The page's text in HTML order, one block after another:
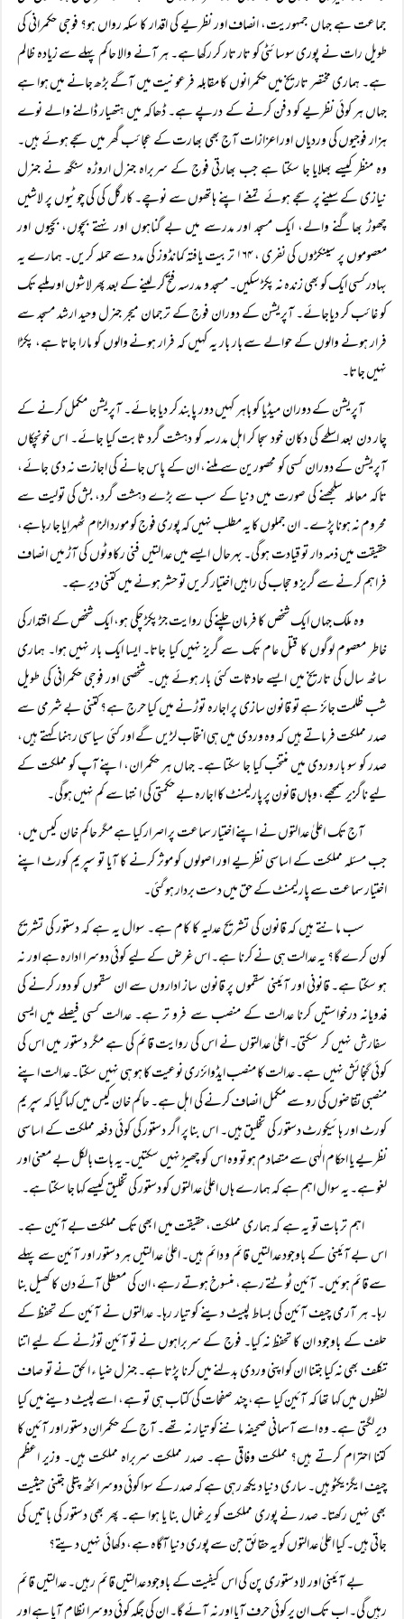
جماعت ہے جہاں جمہوریت، انصاف اور نظریے کی اقدار کا سکہ رواں ہو؟ فوجی حکمرانی کی
طویل رات نے پوری سوسائٹی کو تار تار کر رکھا ہے۔ ہر آنے والا حاکم پہلے سے زیادہ ظالم
ہے۔ ہماری مختصر تاریخ میں حکمرانوں کا مقابلہ فرعونیت میں آگے بڑھ جانے میں ہوا ہے
جہاں ہر کوئی نظریے کو دفن کرنے کے درپے ہے۔ ڈھاکہ میں ہتھیار ڈالنے والے نوے
ہزار فوجیوں کی وردیاں اور اعزازات آج بھی بھارت کے عجائب گھر میں سجے ہوئے ہیں۔
وہ منظر کیسے بھلایا جا سکتا ہے جب بھارتی فوج کے سربراہ جنرل اروڑہ سنگھ نے جنرل
نیازی کے سینے پر سجے ہوئے تمغے اپنے ہاتھوں سے نوچے۔ کارگل کی کی چوٹیوں پر لاشیں
چھوڑ بھاگنے والے، ایک مسجد اور مدرسے میں بے گناہوں اور نہتے بچوں، بچیوں اور
معصوموں پر سینکڑوں کی نفری ، ۱۶۴ تربیت یافتہ کمانڈوز کی مدد سے حملہ کریں۔ ہمارے یہ
بہادر کسی ایک کو بھی زندہ نہ پکڑ سکیں۔ مسجد و مدرسہ فتح کر لینے کے بعد پھر لاشوں اور ملبے تک
کو غائب کر دیاجائے۔ آپریشن کے دوران فوج کے ترجمان میجر جنرل وحید ارشد مسجد سے
فرار ہونے والوں کے حوالے سے بار بار یہ کہیں کہ فرار ہونے والوں کو مارا جاتا ہے، پکڑا
نہیں جاتا۔
آپریشن کے دوران میڈیا کو باہر کہیں دور پابند کر دیا جائے۔ آپریشن مکمل کرنے کے
چار دن بعد اسلحے کی دکان خود سجا کر اہل مدرسہ کو دہشت گرد ثابت کیا جائے۔ اس خونچکاں
آپریشن کے دوران کسی کو محصورین سے ملنے، ان کے پاس جانے کی اجازت نہ دی جائے،
تاکہ معاملہ سلجھنے کی صورت میں دنیا کے سب سے بڑے دہشت گرد، بش کی تولیت سے
محروم نہ ہونا پڑے۔ ان جملوں کا یہ مطلب نہیں کہ پوری فوج کو مورد الزام ٹھہرایا جا رہا ہے،
حقیقت میں ذمہ دار تو قیادت ہو گی۔ بہرحال ایسے میں عدالتیں فنی رکاوٹوں کی آڑ میں انصاف
فراہم کرنے سے گریز و حجاب کی راہیں اختیار کریں تو حشر ہونے میں کتنی دیر ہے۔
وہ ملک جہاں ایک شخص کا فرمان چلنے کی روایت جڑ پکڑ چکی ہو، ایک شخص کے اقتدار کی
خاطر معصوم لوگوں کا قتل عام تک سے گریز نہیں کیا جاتا۔ ایسا ایک بار نہیں ہوا۔ ہماری
ساٹھ سال کی تاریخ میں ایسے حادثات کئی بار ہوئے ہیں۔ شخصی اور فوجی حکمرانی کی طویل
شب ظلمت جائز ہے تو قانون سازی پر اجارہ توڑنے میں کیا حرج ہے؟ کتنی بے شرمی سے
صدر مملکت فرماتے ہیں کہ وہ وردی میں ہی انتخاب لڑیں گے اور کئی سیاسی رہنما کہتے ہیں،
صدر کو سو بار وردی میں منتخب کیا جا سکتا ہے۔ جہاں ہر حکمران، اپنے آپ کو مملکت کے
لیے ناگزیر سمجھے، وہاں قانون پر پارلیمنٹ کا اجارہ بے حکمتی کی انتہا سے کم نہیں ہوگی۔
آج تک اعلیٰ عدالتوں نے اپنے اختیار سماعت پر اصرار کیا ہے مگر حاکم خان کیس میں،
جب مسئلہ مملکت کے اساسی نظریے اور اصولوں کو موثر کرنے کا آیا تو سپریم کورٹ اپنے
اختیار سماعت سے پارلیمنٹ کے حق میں دست بردار ہو گئی۔
سب مانتے ہیں کہ قانون کی تشریح عدلیہ کا کام ہے۔ سوال یہ ہے کہ دستور کی تشریح
کون کرے گا؟ یہ عدالت ہی نے کرنا ہے۔ اس غرض کے لیے کوئی دوسرا ادارہ ہے اور نہ
ہو سکتا ہے۔ قانونی اور آئینی سقموں پر قانون ساز اداروں سے ان سقموں کو دور کرنے کی
فدویانہ درخواستیں کرنا عدالت کے منصب سے فرو تر ہے۔ عدالت کسی فیصلے میں ایسی
سفارش نہیں کر سکتی۔ اعلیٰ عدالتوں نے اس کی روایت قائم کی ہے مگر دستور میں اس کی
کوئی گنجائش نہیں ہے۔ عدالت کا منصب ایڈوائزری نوعیت کا ہو ہی نہیں سکتا۔ عدالت اپنے
منصبی تقاضوں کی رو سے مکمل انصاف کرنے کی اہل ہے۔ حاکم خان کیس میں کہا گیا کہ سپریم
کورٹ اور ہائیکورٹ دستور کی تخلیق ہیں۔ اس بنا پر اگر دستور کی کوئی دفعہ مملکت کے اساسی
نظریے یا احکام الٰہی سے متصادم ہو تو وہ اس کو چھیڑ نہیں سکتیں۔ یہ بات بالکل بے معنی اور
لغو ہے۔ یہ سوال اہم ہے کہ ہمارے ہاں اعلیٰ عدالتوں کو دستور کی تخلیق کیسے کہا جا سکتا ہے۔
اہم تر بات تو یہ ہے کہ ہماری مملکت، حقیقت میں ابھی تک مملکت بے آئین ہے۔
اس بے آئینی کے باوجود عدالتیں قائم و دائم ہیں۔ اعلیٰ عدالتیں ہر دستور اور آئین سے پہلے
سے قائم ہوئیں۔ آئین ٹوٹتے رہے، منسوخ ہوتے رہے، ان کی معطلی آئے دن کا کھیل بنا
رہا۔ ہر آرمی چیف آئین کی بساط لپیٹ دینے کو تیار رہا۔ عدالتوں نے آئین کے تحفظ کے
حلف کے باوجود ان کا تحفظ نہ کیا۔ فوج کے سربراہوں نے تو آئین توڑنے کے لیے اتنا
تکلف بھی نہ کیا جتنا ان کو اپنی وردی بدلنے میں کرنا پڑتا ہے۔ جنرل ضیا ء الحق نے تو صاف
لفظوں میں کہا تھا کہ آئین کیا ہے، چند صفحات کی کتاب ہی تو ہے، اسے لپیٹ دینے میں کیا
دیر لگتی ہے۔ وہ اسے آسمانی صحیفہ ماننے کو تیار نہ تھے۔ آج کے حکمران دستور اور آئین کا
کتنا احترام کرتے ہیں؟ مملکت وفاقی ہے۔ صدر مملکت سربراہ مملکت ہیں۔ وزیر اعظم
چیف ایگزیکٹو ہیں۔ ساری دنیا دیکھ رہی ہے کہ صدر کے سوا کوئی دوسرا کٹھ پتلی جتنی حیثیت
بھی نہیں رکھتا۔ صدر نے پوری مملکت کو یرغمال بنا یا ہوا ہے۔ پھر بھی دستور کی باتیں کی
جاتی ہیں۔ کیا اعلیٰ عدالتوں کو یہ حقائق جن سے پوری دنیا آگاہ ہے، دکھائی نہیں دیتے؟
بے آئینی اور لا دستوری پن کی اس کیفیت کے باوجود عدالتیں قائم رہیں۔ عدالتیں قائم
رہیں گی۔ اب تک ان پر کوئی حرف آیا اور نہ آئے گا۔ ان کی جگہ کوئی دوسرا نظام آیا ہے اور